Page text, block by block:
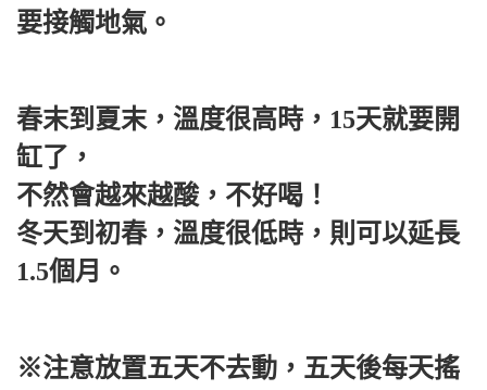
要接觸地氣。
春末到夏末，溫度很高時，15天就要開
缸了，
不然會越來越酸，不好喝！
冬天到初春，溫度很低時，則可以延長
1.5個月。
※注意放置五天不去動，五天後每天搖